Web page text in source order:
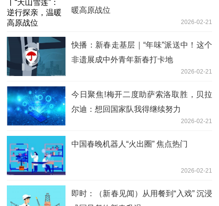
暖高原战位
2026-02-21
快播：新春走基层｜“年味”派送中！这个
非遗展成中外青年新春打卡地
2026-02-21
今日聚焦!梅开二度助萨索洛取胜，贝拉
尔迪：想回国家队我得继续努力
2026-02-21
中国春晚机器人“火出圈” 焦点热门
2026-02-21
即时：（新春见闻）从用餐到“入戏” 沉浸